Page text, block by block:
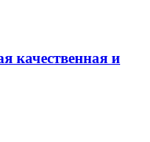
качественная и